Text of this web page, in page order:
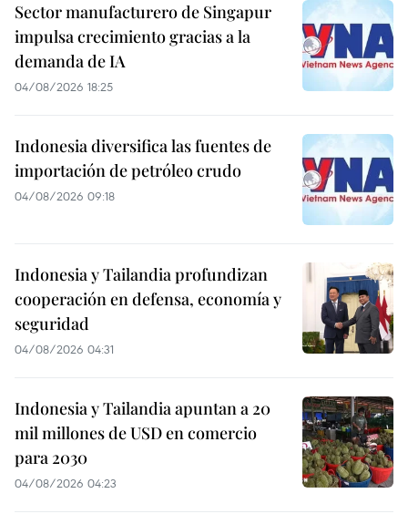
Sector manufacturero de Singapur
impulsa crecimiento gracias a la
demanda de IA
04/08/2026 18:25
Indonesia diversifica las fuentes de
importación de petróleo crudo
04/08/2026 09:18
Indonesia y Tailandia profundizan
cooperación en defensa, economía y
seguridad
04/08/2026 04:31
Indonesia y Tailandia apuntan a 20
mil millones de USD en comercio
para 2030
04/08/2026 04:23